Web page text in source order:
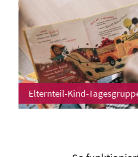
Elternteil-Kind-